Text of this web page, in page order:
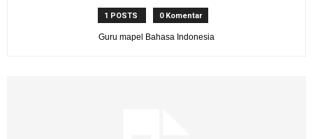
1 POSTS 0 Komentar
Guru mapel Bahasa Indonesia